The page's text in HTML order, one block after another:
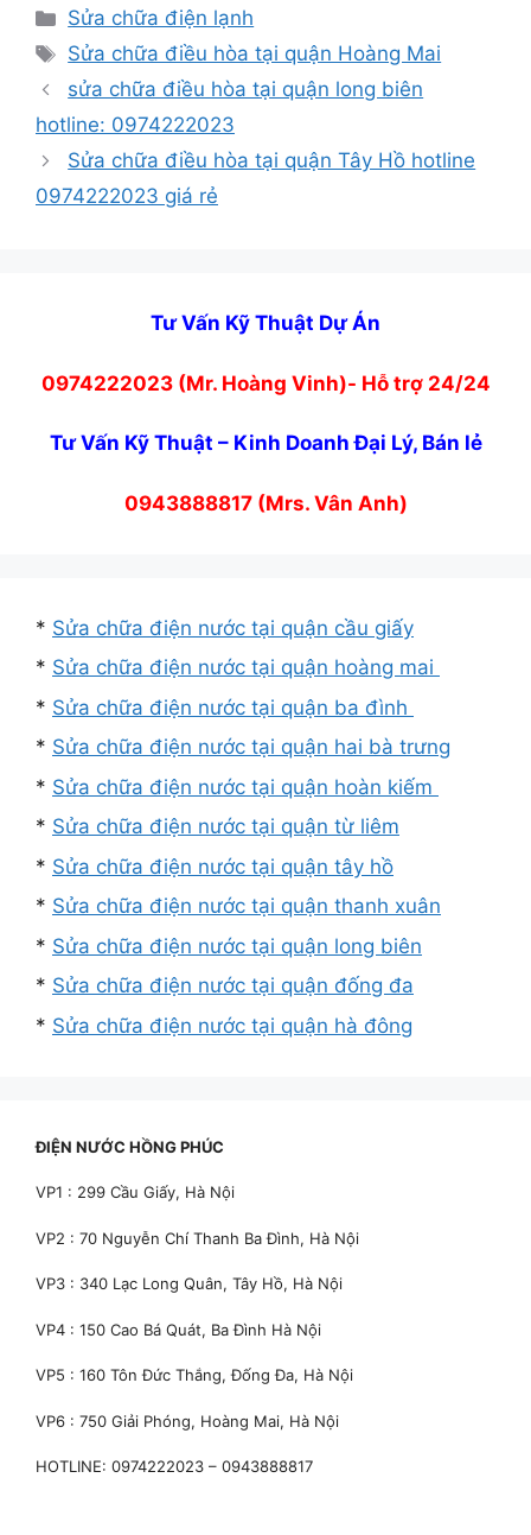
Danh
mục
Sửa chữa điện lạnh
Thẻ
Sửa chữa điều hòa tại quận Hoàng Mai
sửa chữa điều hòa tại quận long biên
hotline: 0974222023
Sửa chữa điều hòa tại quận Tây Hồ hotline
0974222023 giá rẻ
Tư Vấn Kỹ Thuật Dự Án
0974222023 (Mr. Hoàng Vinh)- Hỗ trợ 24/24
Tư Vấn Kỹ Thuật – Kinh Doanh Đại Lý, Bán lẻ
0943888817 (Mrs. Vân Anh)
* Sửa chữa điện nước tại quận cầu giấy
* Sửa chữa điện nước tại quận hoàng mai
* Sửa chữa điện nước tại quận ba đình
* Sửa chữa điện nước tại quận hai bà trưng
* Sửa chữa điện nước tại quận hoàn kiếm
* Sửa chữa điện nước tại quận từ liêm
* Sửa chữa điện nước tại quận tây hồ
* Sửa chữa điện nước tại quận thanh xuân
* Sửa chữa điện nước tại quận long biên
* Sửa chữa điện nước tại quận đống đa
* Sửa chữa điện nước tại quận hà đông
ĐIỆN NƯỚC HỒNG PHÚC
VP1 : 299 Cầu Giấy, Hà Nội
VP2 : 70 Nguyễn Chí Thanh Ba Đình, Hà Nội
VP3 : 340 Lạc Long Quân, Tây Hồ, Hà Nội
VP4 : 150 Cao Bá Quát, Ba Đình Hà Nội
VP5 : 160 Tôn Đức Thắng, Đống Đa, Hà Nội
VP6 : 750 Giải Phóng, Hoàng Mai, Hà Nội
HOTLINE: 0974222023 – 0943888817